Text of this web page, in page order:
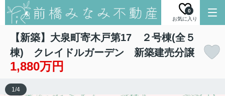
お気に入り
0
【新築】大泉町寄木戸第17 ２号棟(全５
棟) クレイドルガーデン 新築建売分譲
1,880万円
1/4